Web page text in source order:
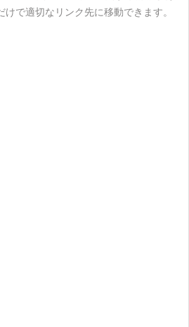
で適切なリンク先に移動できます。